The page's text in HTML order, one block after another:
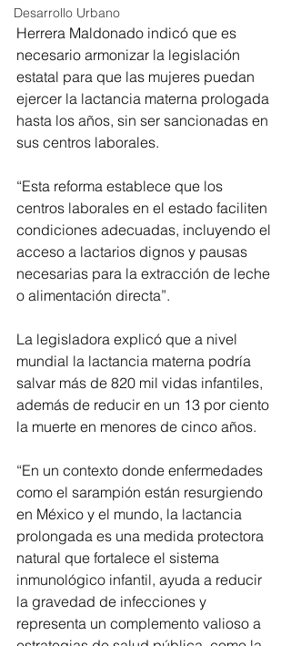
Desarrollo Urbano
Herrera Maldonado indicó que es
necesario armonizar la legislación
estatal para que las mujeres puedan
ejercer la lactancia materna prologada
hasta los años, sin ser sancionadas en
sus centros laborales.
“Esta reforma establece que los
centros laborales en el estado faciliten
condiciones adecuadas, incluyendo el
acceso a lactarios dignos y pausas
necesarias para la extracción de leche
o alimentación directa”.
La legisladora explicó que a nivel
mundial la lactancia materna podría
salvar más de 820 mil vidas infantiles,
además de reducir en un 13 por ciento
la muerte en menores de cinco años.
“En un contexto donde enfermedades
como el sarampión están resurgiendo
en México y el mundo, la lactancia
prolongada es una medida protectora
natural que fortalece el sistema
inmunológico infantil, ayuda a reducir
la gravedad de infecciones y
representa un complemento valioso a